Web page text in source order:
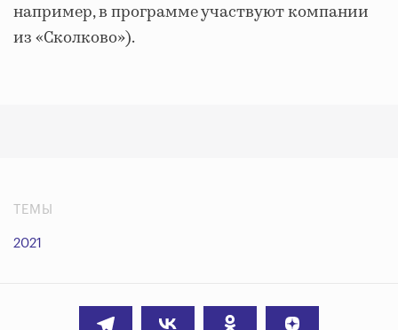
например, в программе участвуют компании
из «Сколково»).
ТЕМЫ
2021